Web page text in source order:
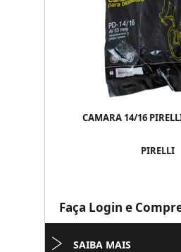
CAMARA 14/16
PIRELLI
Faça Login e
SAIBA MAIS